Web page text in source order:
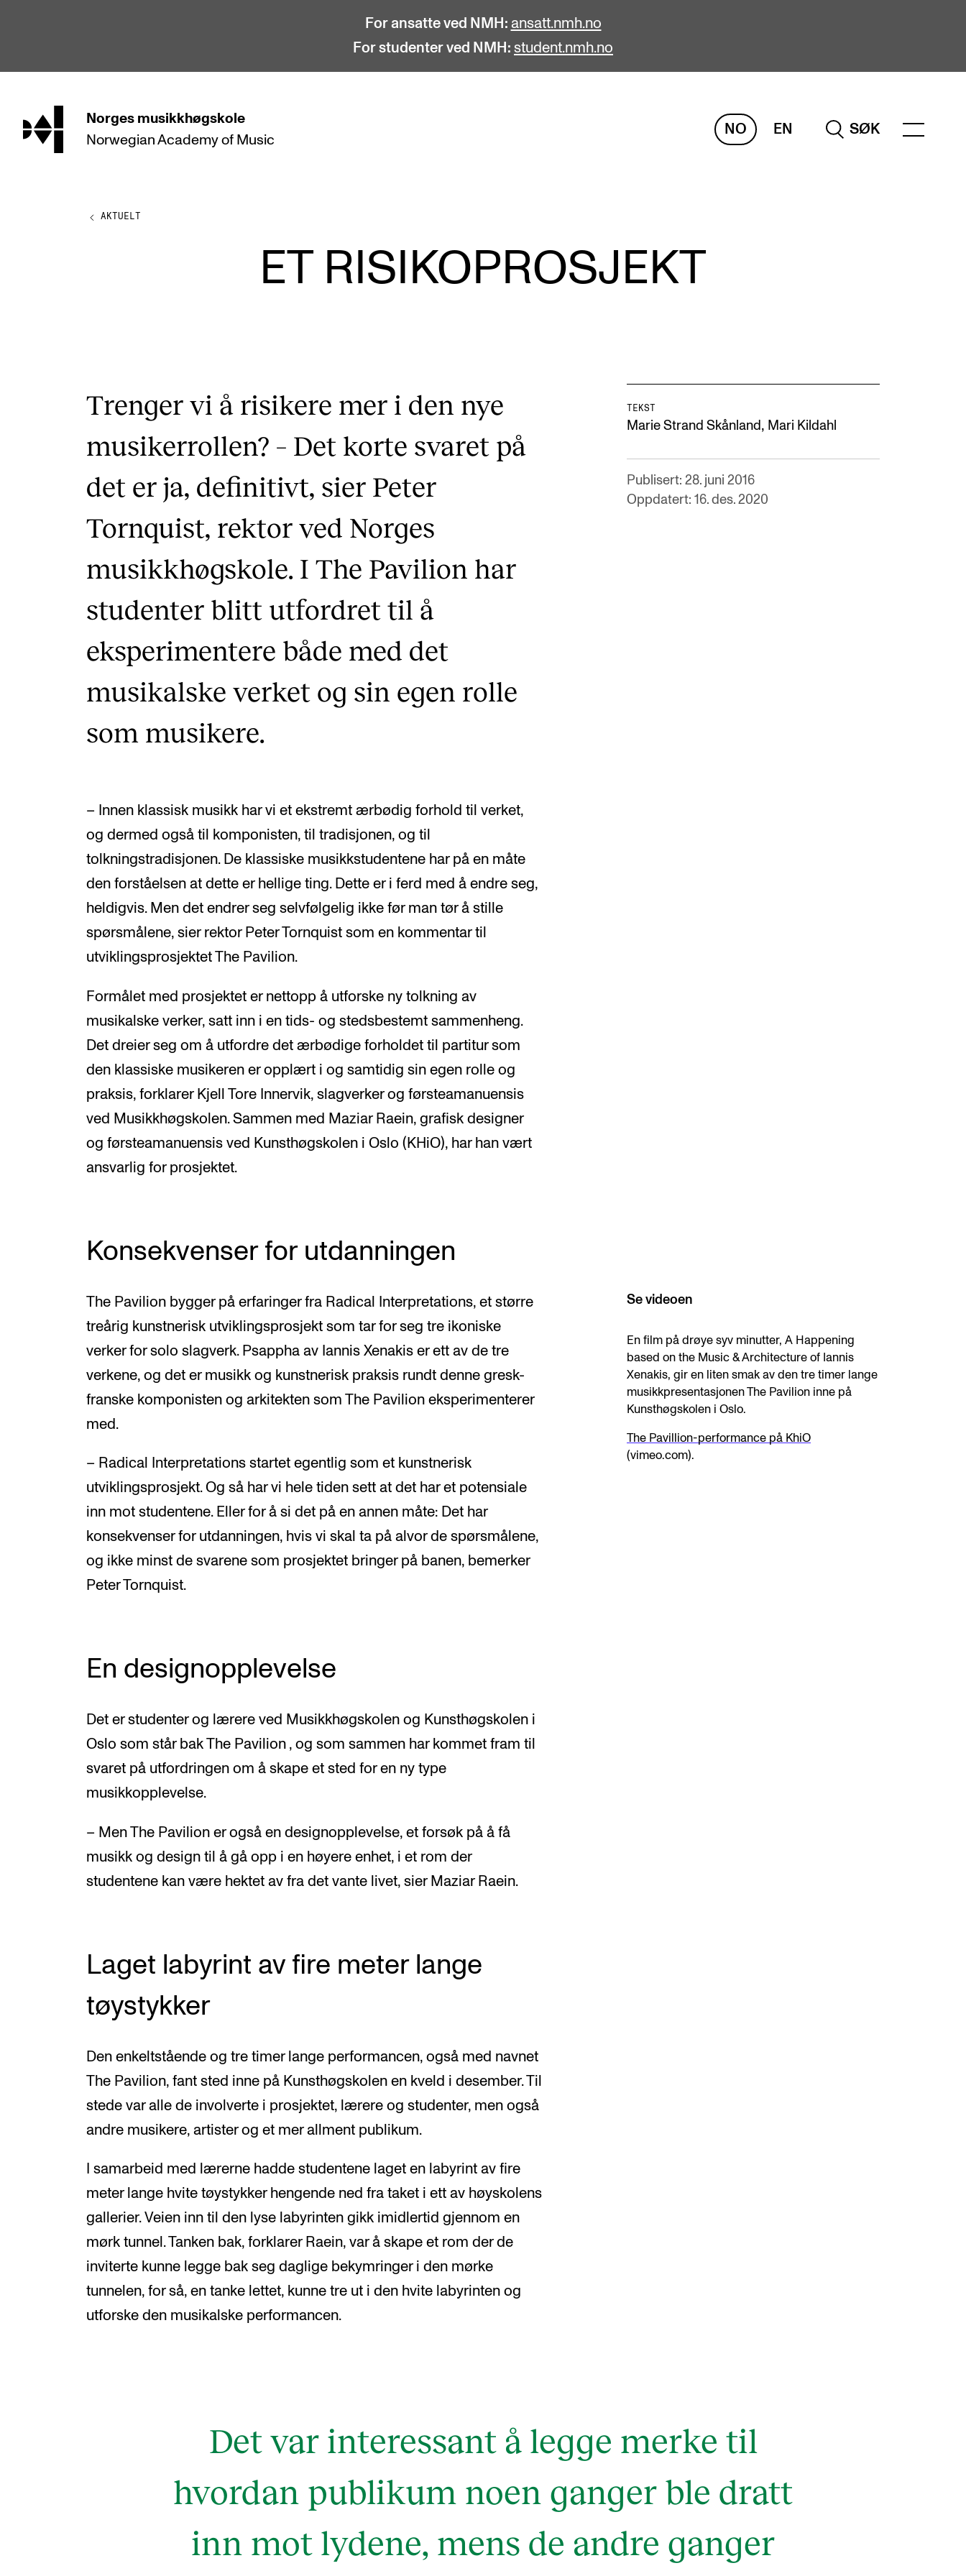
For ansatte ved NMH: ansatt.nmh.no
For studenter ved NMH: student.nmh.no
hjem Norges musikkhøgskole
Norwegian Academy of Music
NO EN
SØK
STUDIER
Bachelor
Salane våre Prosjekter
INTERNASJONALT
Internasjonal strategi
Samarbeidsprosjekter
IN.TUNE
AKTUELT
Nyheter og historier
Ledige stillinger
INFO
Kontakt oss
AKTUELT
ET RISIKOPROSJEKT
Trenger vi å risikere mer i den nye
musikerrollen? – Det korte svaret på
det er ja, definitivt, sier Peter
Tornquist, rektor ved Norges
musikkhøgskole. I The Pavilion har
studenter blitt utfordret til å
eksperimentere både med det
musikalske verket og sin egen rolle
som musikere.
TEKST
Marie Strand Skånland , Mari Kildahl
Publisert: 28. juni 2016
Oppdatert: 16. des. 2020
– Innen klassisk musikk har vi et ekstremt ærbødig forhold til verket,
og dermed også til komponisten, til tradisjonen, og til
tolkningstradisjonen. De klassiske musikkstudentene har på en måte
den forståelsen at dette er hellige ting. Dette er i ferd med å endre seg,
heldigvis. Men det endrer seg selvfølgelig ikke før man tør å stille
spørsmålene, sier rektor Peter Tornquist som en kommentar til
utviklingsprosjektet The Pavilion.
Formålet med prosjektet er nettopp å utforske ny tolkning av
musikalske verker, satt inn i en tids- og stedsbestemt sammenheng.
Det dreier seg om å utfordre det ærbødige forholdet til partitur som
den klassiske musikeren er opplært i og samtidig sin egen rolle og
praksis, forklarer Kjell Tore Innervik, slagverker og førsteamanuensis
ved Musikkhøgskolen. Sammen med Maziar Raein, grafisk designer
og førsteamanuensis ved Kunsthøgskolen i Oslo (KHiO), har han vært
ansvarlig for prosjektet.
Konsekvenser for utdanningen
The Pavilion bygger på erfaringer fra Radical Interpretations, et større
treårig kunstnerisk utviklingsprosjekt som tar for seg tre ikoniske
verker for solo slagverk. Psappha av Iannis Xenakis er ett av de tre
verkene, og det er musikk og kunstnerisk praksis rundt denne gresk-
franske komponisten og arkitekten som The Pavilion eksperimenterer
med.
– Radical Interpretations startet egentlig som et kunstnerisk
utviklingsprosjekt. Og så har vi hele tiden sett at det har et potensiale
inn mot studentene. Eller for å si det på en annen måte: Det har
konsekvenser for utdanningen, hvis vi skal ta på alvor de spørsmålene,
og ikke minst de svarene som prosjektet bringer på banen, bemerker
Peter Tornquist.
Se videoen
En film på drøye syv minutter, A Happening
based on the Music & Architecture of Iannis
Xenakis, gir en liten smak av den tre timer lange
musikkpresentasjonen The Pavilion inne på
Kunsthøgskolen i Oslo.
The Pavillion-performance på KhiO
(vimeo.com).
En designopplevelse
Det er studenter og lærere ved Musikkhøgskolen og Kunsthøgskolen i
Oslo som står bak The Pavilion , og som sammen har kommet fram til
svaret på utfordringen om å skape et sted for en ny type
musikkopplevelse.
– Men The Pavilion er også en designopplevelse, et forsøk på å få
musikk og design til å gå opp i en høyere enhet, i et rom der
studentene kan være hektet av fra det vante livet, sier Maziar Raein.
Laget labyrint av fire meter lange
tøystykker
Den enkeltstående og tre timer lange performancen, også med navnet
The Pavilion, fant sted inne på Kunsthøgskolen en kveld i desember. Til
stede var alle de involverte i prosjektet, lærere og studenter, men også
andre musikere, artister og et mer allment publikum.
I samarbeid med lærerne hadde studentene laget en labyrint av fire
meter lange hvite tøystykker hengende ned fra taket i ett av høyskolens
gallerier. Veien inn til den lyse labyrinten gikk imidlertid gjennom en
mørk tunnel. Tanken bak, forklarer Raein, var å skape et rom der de
inviterte kunne legge bak seg daglige bekymringer i den mørke
tunnelen, for så, en tanke lettet, kunne tre ut i den hvite labyrinten og
utforske den musikalske performancen.
Det var interessant å legge merke til
hvordan publikum noen ganger ble dratt
inn mot lydene, mens de andre ganger